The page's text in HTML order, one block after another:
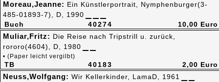
40274
Buch
Moreau,Jeanne: Ein Künstlerportrait, Nymphenburger(3-
485-01893-7), D, 1990
10,00 Euro
40183
TB
Muliar,Fritz: Die Reise nach Tripstrill u. zurück,
rororo(4604), D, 1980
• (Paper leicht vergilbt)
2,00 Euro
Neuss,Wolfgang: Wir Kellerkinder, LamaD, 1961